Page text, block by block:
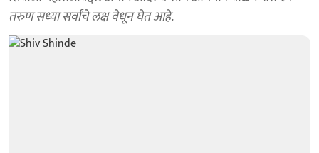
तरुण सध्या सर्वांचे लक्ष वेधून घेत आहे.